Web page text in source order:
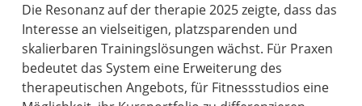
Die Resonanz auf der therapie 2025 zeigte, dass das
Interesse an vielseitigen, platzsparenden und
skalierbaren Trainingslösungen wächst. Für Praxen
bedeutet das System eine Erweiterung des
therapeutischen Angebots, für Fitnessstudios eine